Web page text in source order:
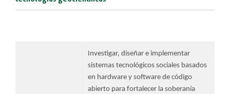
Investigar, diseñar e implementar
sistemas tecnológicos sociales basados
en hardware y software de código
abierto para fortalecer la soberanía